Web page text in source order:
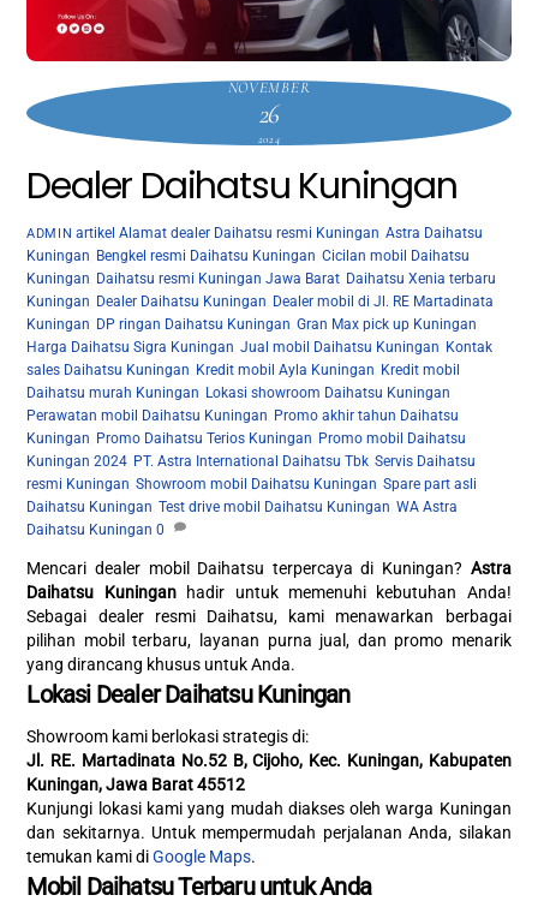
NOVEMBER
26
2024
Dealer Daihatsu Kuningan
ADMIN artikel Alamat dealer Daihatsu resmi Kuningan ,Astra Daihatsu
Kuningan Bengkel resmi Daihatsu Kuningan ,Cicilan mobil Daihatsu
Kuningan Daihatsu resmi Kuningan Jawa Barat Daihatsu Xenia terbaru
Kuningan Dealer Daihatsu Kuningan Dealer mobil di Jl. RE Martadinata
Kuningan DP ringan Daihatsu Kuningan ,Gran Max pick up Kuningan
Harga Daihatsu Sigra Kuningan ,Jual mobil Daihatsu Kuningan Kontak
sales Daihatsu Kuningan Kredit mobil Ayla Kuningan Kredit mobil
Daihatsu murah Kuningan Lokasi showroom Daihatsu Kuningan
Perawatan mobil Daihatsu Kuningan Promo akhir tahun Daihatsu
Kuningan Promo Daihatsu Terios Kuningan Promo mobil Daihatsu
Kuningan 2024 PT. Astra International Daihatsu Tbk ,Servis Daihatsu
resmi Kuningan ,Showroom mobil Daihatsu Kuningan ,Spare part asli
Daihatsu Kuningan ,Test drive mobil Daihatsu Kuningan ,WA Astra
Daihatsu Kuningan 0
Mencari dealer mobil Daihatsu terpercaya di Kuningan? Astra
Daihatsu Kuninganhadir untuk memenuhi kebutuhan Anda!
Sebagai dealer resmi Daihatsu, kami menawarkan berbagai
pilihan mobil terbaru, layanan purna jual, dan promo menarik
yang dirancang khusus untuk Anda.
Lokasi Dealer Daihatsu Kuningan
Showroom kami berlokasi strategis di:
Jl. RE. Martadinata No.52 B, Cijoho, Kec. Kuningan, Kabupaten
Kuningan, Jawa Barat 45512
Kunjungi lokasi kami yang mudah diakses oleh warga Kuningan
dan sekitarnya. Untuk mempermudah perjalanan Anda, silakan
temukan kami diGoogle Maps.
Mobil Daihatsu Terbaru untuk Anda